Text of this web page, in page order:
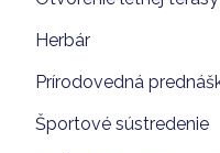
Herbár
Prírodovedná
Športové sústredenie